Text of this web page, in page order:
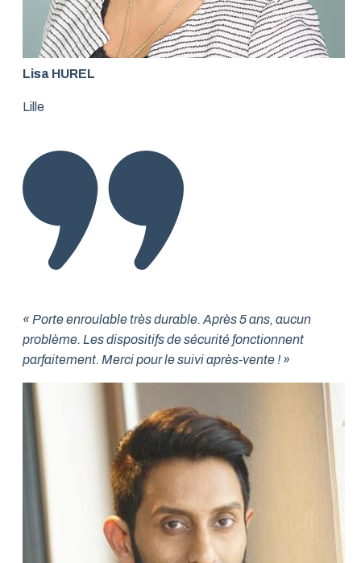
Lisa HUREL
Lille
« Porte enroulable très durable. Après 5 ans, aucun
problème. Les dispositifs de sécurité fonctionnent
parfaitement. Merci pour le suivi après-vente ! »